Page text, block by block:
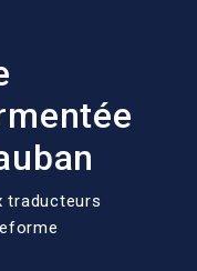
traducteurs